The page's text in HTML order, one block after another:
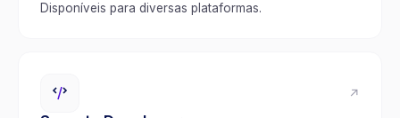
Disponíveis para diversas plataformas.
↗